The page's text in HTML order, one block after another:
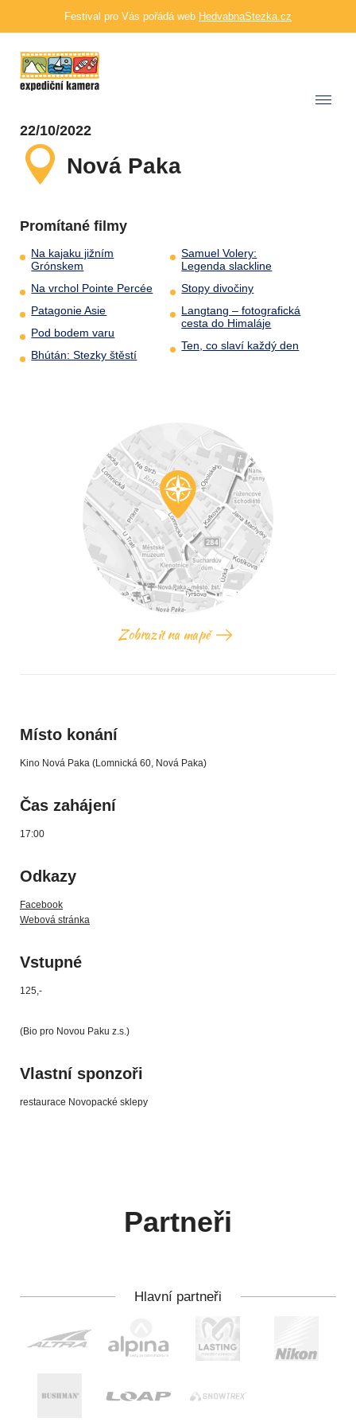
Festival pro Vás pořádá web HedvabnaStezka.cz
22/10/2022
Nová Paka
Promítané filmy
Na kajaku jižním
Grónskem
Na vrchol Pointe Percée
Patagonie Asie
Pod bodem varu
Bhútán: Stezky štěstí
Samuel Volery:
Legenda slackline
Stopy divočiny
Langtang – fotografická
cesta do Himaláje
Ten, co slaví každý den
Zobrazit na mapě
Místo konání
Kino Nová Paka (Lomnická 60, Nová Paka)
Čas zahájení
17:00
Odkazy
Facebook
Webová stránka
Vstupné
125,-
(Bio pro Novou Paku z.s.)
Vlastní sponzoři
restaurace Novopacké sklepy
Partneři